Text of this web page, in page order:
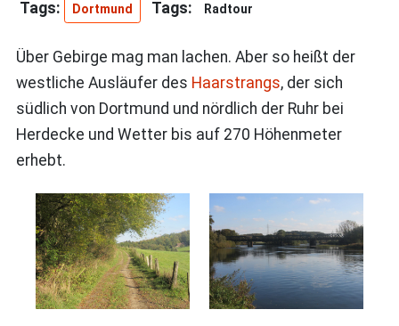
Dortmund Radtour
Über Gebirge mag man lachen. Aber so heißt der
westliche Ausläufer des Haarstrangs, der sich
südlich von Dortmund und nördlich der Ruhr bei
Herdecke und Wetter bis auf 270 Höhenmeter
erhebt.